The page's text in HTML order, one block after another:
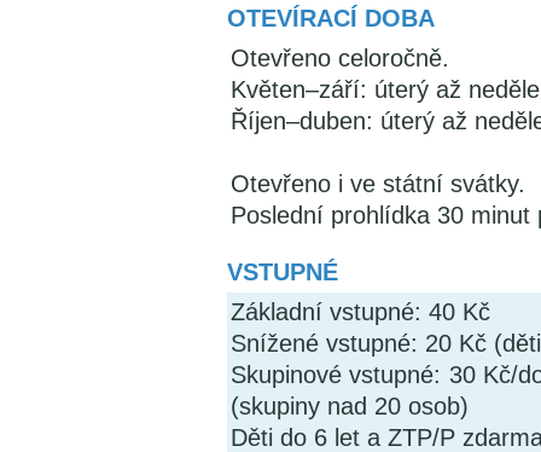
OTEVÍRACÍ DOBA
Otevřeno celoročně.
Květen–září: úterý až
Říjen–duben: úterý až
Otevřeno i ve státní svátky.
Poslední prohlídka 30
VSTUPNÉ
Základní vstupné: 40 Kč
Snížené vstupné: 20 Kč
Skupinové vstupné: 30 Kč/
(skupiny nad 20 osob)
Děti do 6 let a ZTP/P